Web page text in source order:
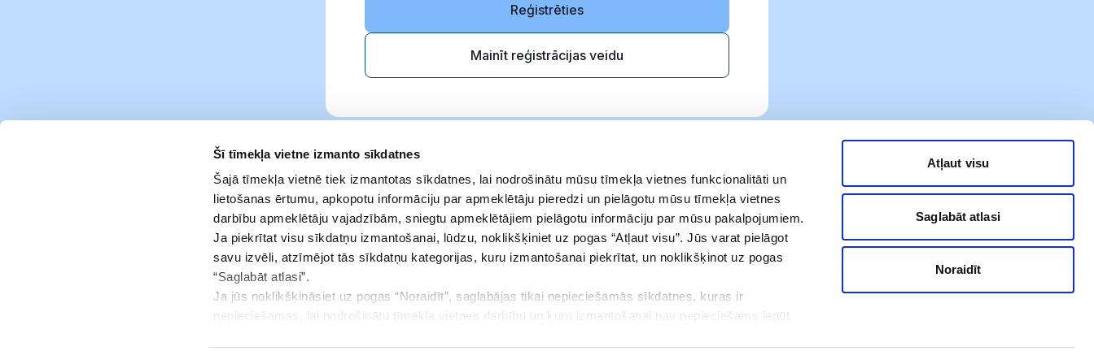
Šī tīmekļa vietne izmanto sīkdatnes
Šajā tīmekļa vietnē tiek izmantotas sīkdatnes, lai nodrošinātu mūsu tīmekļa vietnes funkcionalitāti un
lietošanas ērtumu, apkopotu informāciju par apmeklētāju pieredzi un pielāgotu mūsu tīmekļa vietnes
darbību apmeklētāju vajadzībām, sniegtu apmeklētājiem pielāgotu informāciju par mūsu pakalpojumiem.
Ja piekrītat visu sīkdatņu izmantošanai, lūdzu, noklikšķiniet uz pogas “Atļaut visu”. Jūs varat pielāgot
savu izvēli, atzīmējot tās sīkdatņu kategorijas, kuru izmantošanai piekrītat, un noklikšķinot uz pogas
“Saglabāt atlasi”.
Ja jūs noklikšķināsiet uz pogas “Noraidīt”, saglabājas tikai nepieciešamās sīkdatnes, kuras ir
nepieciešamas, lai nodrošinātu tīmekļa vietnes darbību un kuru izmantošanai nav nepieciešams iegūt
Atļaut visu
Saglabāt atlasi
Noraidīt
Reģistrēties
Mainīt reģistrācijas veidu
Noteikumi
Privātuma politika
Adrese
Elizabetes iela 23